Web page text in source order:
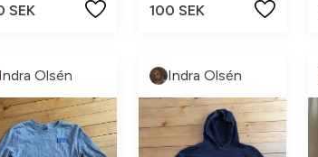
SEK
100 SEK
Indra Olsén Indra Olsén